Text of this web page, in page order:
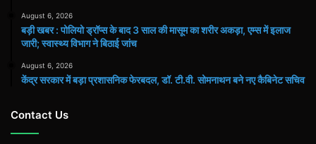
August 6, 2026
बड़ी खबर : पोलियो ड्रॉप्स के बाद 3 साल की मासूम का शरीर अकड़ा, एम्स में इलाज
जारी; स्वास्थ्य विभाग ने बिठाई जांच
August 6, 2026
केंद्र सरकार में बड़ा प्रशासनिक फेरबदल, डॉ. टी.वी. सोमनाथन बने नए कैबिनेट सचिव
Contact Us